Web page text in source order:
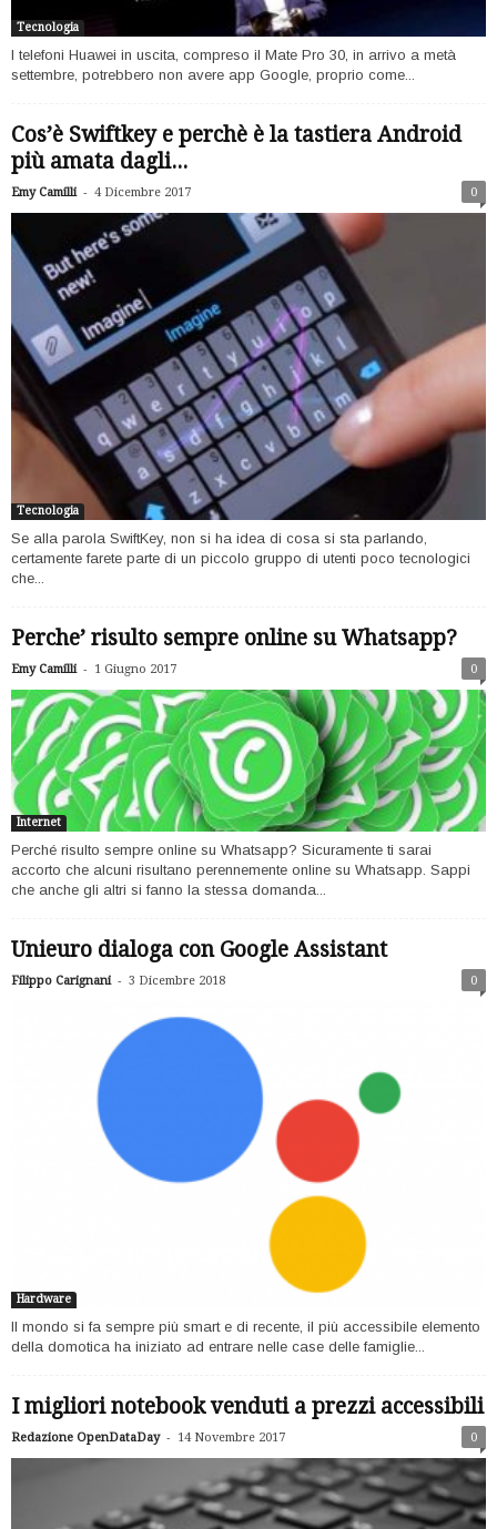
Tecnologia
I telefoni Huawei in uscita, compreso il Mate Pro 30, in arrivo a metà
settembre, potrebbero non avere app Google, proprio come...
Cos’è Swiftkey e perchè è la tastiera Android
più amata dagli...
Emy Camilli - 4 Dicembre 2017 0
Tecnologia
Se alla parola SwiftKey, non si ha idea di cosa si sta parlando,
certamente farete parte di un piccolo gruppo di utenti poco tecnologici
che...
Perche’ risulto sempre online su Whatsapp?
Emy Camilli - 1 Giugno 2017 0
Internet
Perché risulto sempre online su Whatsapp? Sicuramente ti sarai
accorto che alcuni risultano perennemente online su Whatsapp. Sappi
che anche gli altri si fanno la stessa domanda...
Unieuro dialoga con Google Assistant
Filippo Carignani - 3 Dicembre 2018 0
Hardware
Il mondo si fa sempre più smart e di recente, il più accessibile elemento
della domotica ha iniziato ad entrare nelle case delle famiglie...
I migliori notebook venduti a prezzi accessibili
Redazione OpenDataDay - 14 Novembre 2017 0